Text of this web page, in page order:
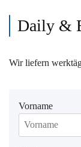
Daily &
Wir liefern
Vorname